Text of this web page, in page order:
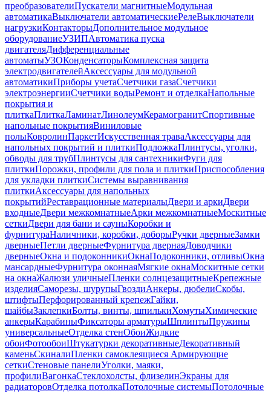
преобразователиПускатели магнитныеМодульная
автоматикаВыключатели автоматическиеРелеВыключатели
нагрузкиКонтакторыДополнительное модульное
оборудованиеУЗИПАвтоматика пуска
двигателяДифференциальные
автоматыУЗОКонденсаторыКомплексная защита
электродвигателейАксессуары для модульной
автоматикиПриборы учетаСчетчики газаСчетчики
электроэнергииСчетчики водыРемонт и отделкаНапольные
покрытия и
плиткаПлиткаЛаминатЛинолеумКерамогранитСпортивные
напольные покрытияВиниловые
полыКовролинПаркетИскусственная траваАксессуары для
напольных покрытий и плиткиПодложкаПлинтусы, уголки,
обводы для трубПлинтусы для сантехникиФуги для
плиткиПорожки, профили для пола и плиткиПриспособления
для укладки плиткиСистемы выравнивания
плиткиАксессуары для напольных
покрытийРеставрационные материалыДвери и аркиДвери
входныеДвери межкомнатныеАрки межкомнатныеМоскитные
сеткиДвери для бани и сауныКоробки и
фурнитураНаличники, коробки, доборыРучки дверныеЗамки
дверныеПетли дверныеФурнитура двернаяДоводчики
дверныеОкна и подоконникиОкнаПодоконники, отливыОкна
мансардныеФурнитура оконнаяМягкие окнаМоскитные сетки
на окнаЖалюзи уличныеПленки солнцезащитныеКрепежные
изделияСаморезы, шурупыГвоздиАнкеры, дюбелиСкобы,
штифтыПерфорированный крепежГайки,
шайбыЗаклепкиБолты, винты, шпилькиХомутыХимические
анкерыКарабиныФиксаторы арматурыШплинтыПружины
универсальныеОтделка стенОбоиЖидкие
обоиФотообоиШтукатурки декоративныеДекоративный
каменьСкиналиПленки самоклеящиеся Армирующие
сеткиСтеновые панелиУголки, маяки,
профилиВагонкаСтеклохолсты, флизелинЭкраны для
радиаторовОтделка потолкаПотолочные системыПотолочные